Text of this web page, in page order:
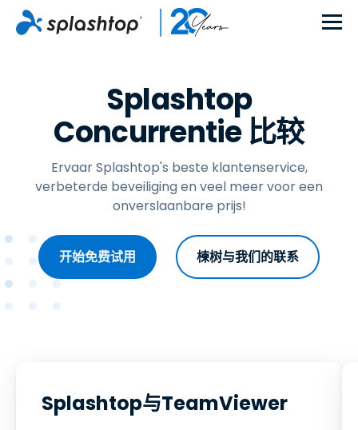
Splashtop
Concurrentie 比较
Ervaar Splashtop's beste klantenservice,
verbeterde beveiliging en veel meer voor een
onverslaanbare prijs!
开始免费试用 楝树与我们的联系
Splashtop与TeamViewer